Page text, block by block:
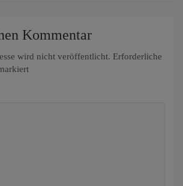
Kommentar
wird nicht veröffentlicht. Erforderliche